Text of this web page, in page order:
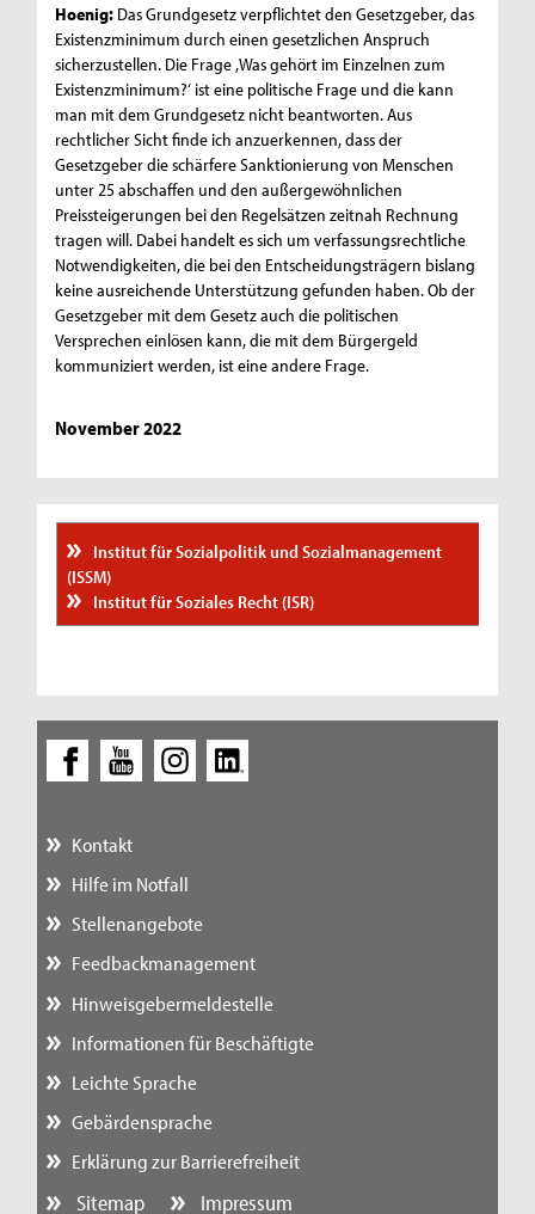
Hoenig: Das Grundgesetz verpflichtet den Gesetzgeber, das
Existenzminimum durch einen gesetzlichen Anspruch
sicherzustellen. Die Frage ,Was gehört im Einzelnen zum
Existenzminimum?‘ ist eine politische Frage und die kann
man mit dem Grundgesetz nicht beantworten. Aus
rechtlicher Sicht finde ich anzuerkennen, dass der
Gesetzgeber die schärfere Sanktionierung von Menschen
unter 25 abschaffen und den außergewöhnlichen
Preissteigerungen bei den Regelsätzen zeitnah Rechnung
tragen will. Dabei handelt es sich um verfassungsrechtliche
Notwendigkeiten, die bei den Entscheidungsträgern bislang
keine ausreichende Unterstützung gefunden haben. Ob der
Gesetzgeber mit dem Gesetz auch die politischen
Versprechen einlösen kann, die mit dem Bürgergeld
kommuniziert werden, ist eine andere Frage.
November 2022
Institut für Sozialpolitik und Sozialmanagement
(ISSM)
Institut für Soziales Recht (ISR)
Kontakt
Hilfe im Notfall
Stellenangebote
Feedbackmanagement
Hinweisgebermeldestelle
Informationen für Beschäftigte
Leichte Sprache
Gebärdensprache
Erklärung zur Barrierefreiheit
Sitemap Impressum